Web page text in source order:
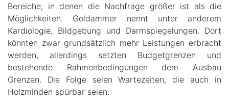
Bereiche, in denen die Nachfrage größer ist als die
Möglichkeiten. Goldammer nennt unter anderem
Kardiologie, Bildgebung und Darmspiegelungen. Dort
könnten zwar grundsätzlich mehr Leistungen erbracht
werden, allerdings setzten Budgetgrenzen und
bestehende Rahmenbedingungen dem Ausbau
Grenzen. Die Folge seien Wartezeiten, die auch in
Holzminden spürbar seien.